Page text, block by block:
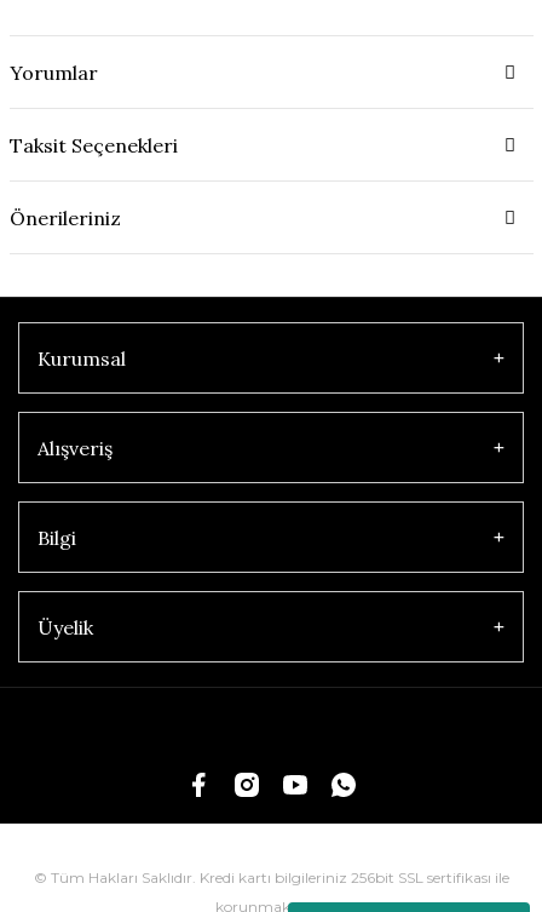
Yorumlar
Taksit Seçenekleri
Önerileriniz
Kurumsal
Alışveriş
Bilgi
Üyelik
© Tüm Hakları Saklıdır. Kredi kartı bilgileriniz 256bit SSL sertifikası ile
korunmaktadır.